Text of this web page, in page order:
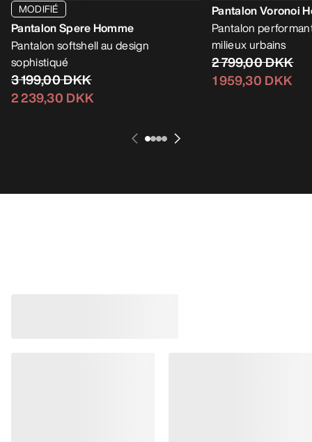
MODIFIÉ
Pantalon Spere Homme
Pantalon softshell au design
sophistiqué
3 199,00 DKK
2 239,30 DKK
Pantalon Voronoi
Pantalon
milieux urbains
2 799,00 DKK
1 959,30 DKK